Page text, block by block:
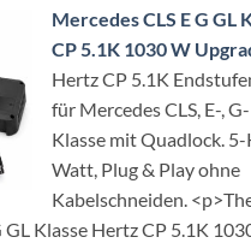
Mercedes CLS E G GL
CP 5.1K 1030 W
Hertz CP 5.1K
für Mercedes CLS, E-,
Klasse mit Quadlock.
Watt, Plug & Play ohne
Kabelschneiden.
GL Klasse Hertz CP 5.1K